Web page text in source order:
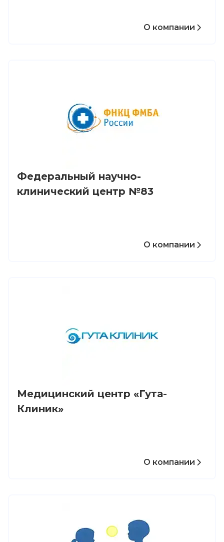
О компании
Федеральный научно-
клинический центр №83
О компании
Медицинский центр «Гута-
Клиник»
О компании